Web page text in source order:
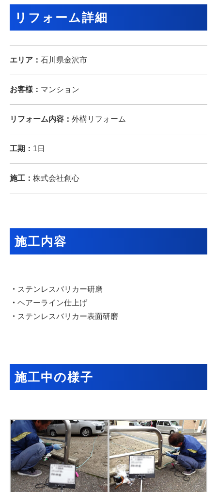
リフォーム詳細
エリア： 石川県金沢市
お客様： マンション
リフォーム内容： 外構リフォーム
工期： 1日
施工： 株式会社創心
施工内容
・ ステンレスバリカー研磨
・ ヘアーライン仕上げ
・ ステンレスバリカー表面研磨
施工中の様子